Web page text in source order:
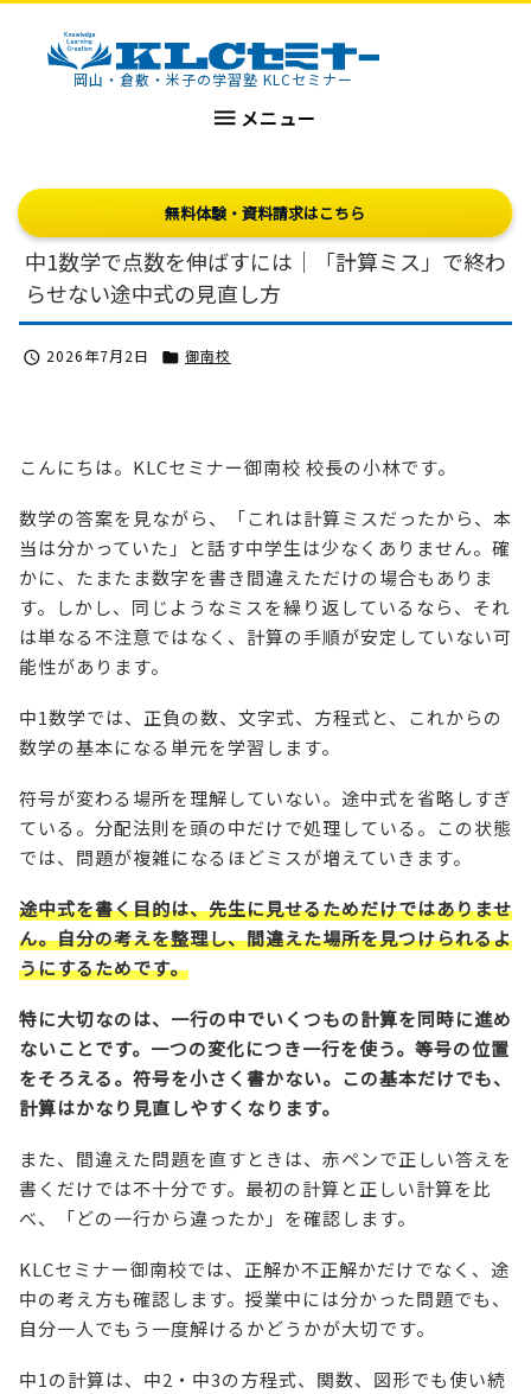
KLCセミナー岡山・倉敷・米子の学習塾 KLCセミナー
 メニュー
無料体験・資料請求はこちら
中1数学で点数を伸ばすには｜「計算ミス」で終わ
らせない途中式の見直し方
 2026年7月2日  御南校
こんにちは。KLCセミナー御南校 校長の小林です。
数学の答案を見ながら、「これは計算ミスだったから、本
当は分かっていた」と話す中学生は少なくありません。確
かに、たまたま数字を書き間違えただけの場合もありま
す。しかし、同じようなミスを繰り返しているなら、それ
は単なる不注意ではなく、計算の手順が安定していない可
能性があります。
中1数学では、正負の数、文字式、方程式と、これからの
数学の基本になる単元を学習します。
符号が変わる場所を理解していない。途中式を省略しすぎ
ている。分配法則を頭の中だけで処理している。この状態
では、問題が複雑になるほどミスが増えていきます。
途中式を書く目的は、先生に見せるためだけではありませ
ん。自分の考えを整理し、間違えた場所を見つけられるよ
うにするためです。
特に大切なのは、一行の中でいくつもの計算を同時に進め
ないことです。一つの変化につき一行を使う。等号の位置
をそろえる。符号を小さく書かない。この基本だけでも、
計算はかなり見直しやすくなります。
また、間違えた問題を直すときは、赤ペンで正しい答えを
書くだけでは不十分です。最初の計算と正しい計算を比
べ、「どの一行から違ったか」を確認します。
KLCセミナー御南校では、正解か不正解かだけでなく、途
中の考え方も確認します。授業中には分かった問題でも、
自分一人でもう一度解けるかどうかが大切です。
中1の計算は、中2・中3の方程式、関数、図形でも使い続